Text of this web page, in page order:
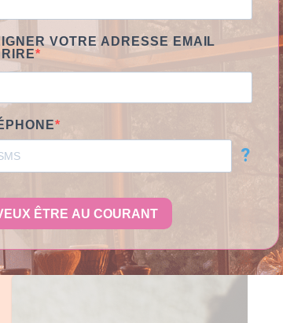
VOTRE ADRESSE EMAIL
?
ÊTRE AU COURANT